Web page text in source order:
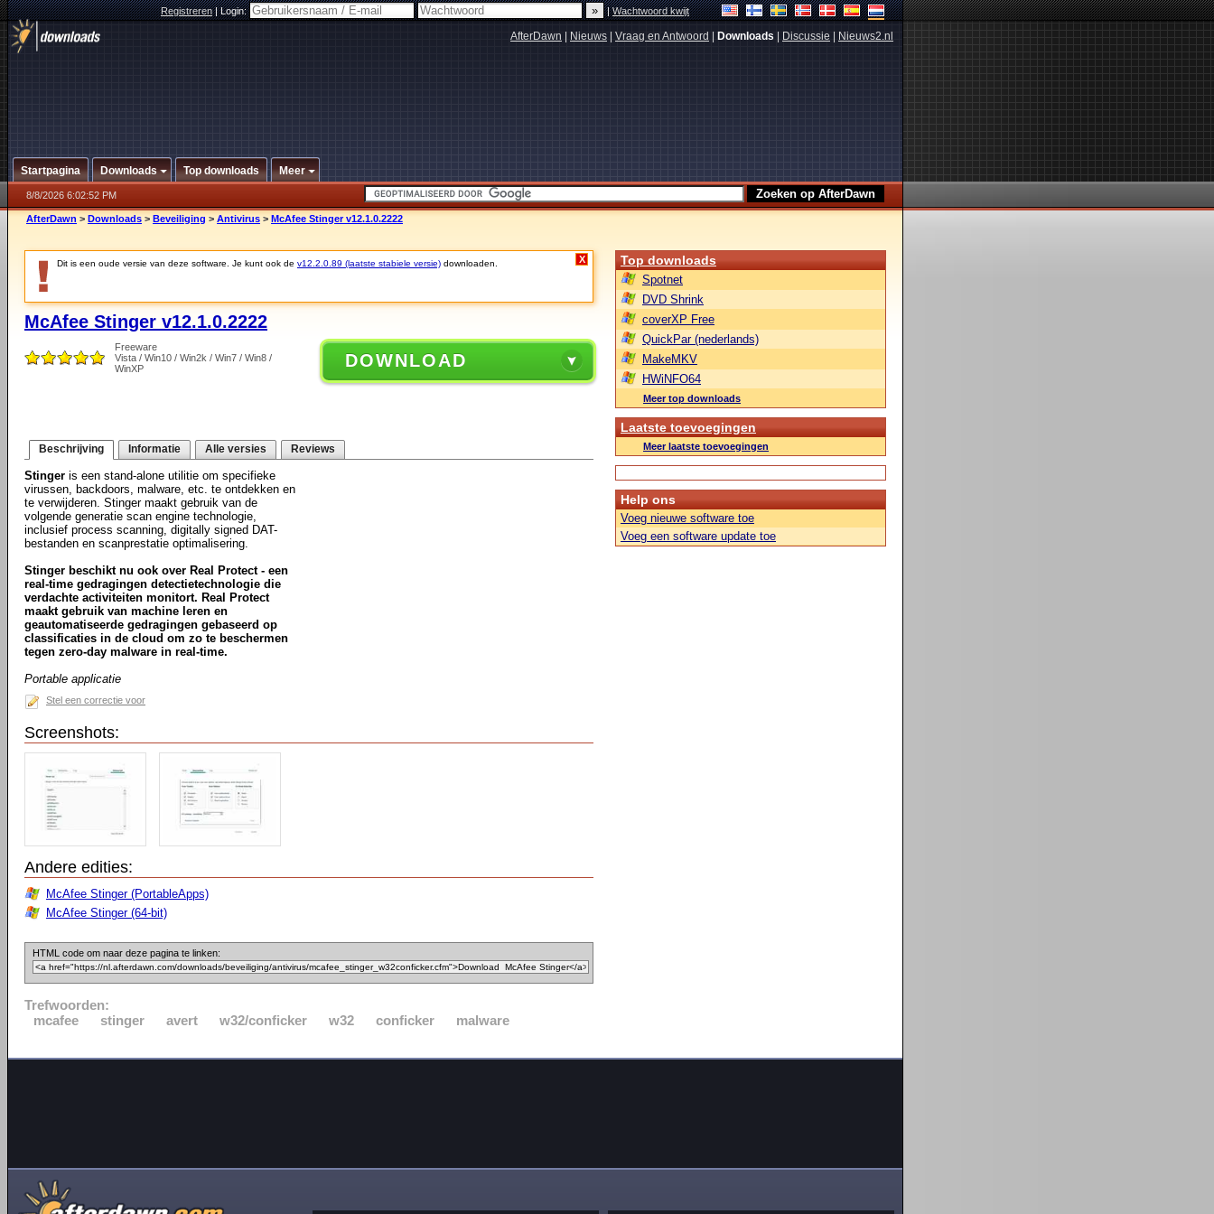
Registreren|Login: |Wachtwoord kwijt
AfterDawn Nieuws Vraag en Antwoord Downloads Discussie Nieuws2.nl
Startpagina Downloads Top downloads Meer
8/8/2026 6:02:52 PM
AfterDawn > Downloads > Beveiliging > Antivirus > McAfee Stinger v12.1.0.2222
Dit is een oude versie van deze software. Je kunt ook de v12.2.0.89 (laatste stabiele versie) downloaden. X
McAfee Stinger v12.1.0.2222
Freeware
Vista / Win10 / Win2k / Win7 / Win8 /
WinXP
DOWNLOAD
Beschrijving Informatie Alle versies Reviews
Stinger is een stand-alone utilitie om specifieke
virussen, backdoors, malware, etc. te ontdekken en
te verwijderen. Stinger maakt gebruik van de
volgende generatie scan engine technologie,
inclusief process scanning, digitally signed DAT-
bestanden en scanprestatie optimalisering.
Stinger beschikt nu ook over Real Protect - een
real-time gedragingen detectietechnologie die
verdachte activiteiten monitort. Real Protect
maakt gebruik van machine leren en
geautomatiseerde gedragingen gebaseerd op
classificaties in de cloud om zo te beschermen
tegen zero-day malware in real-time.
Portable applicatie
Stel een correctie voor
Screenshots:
Andere edities:
McAfee Stinger (PortableApps)
McAfee Stinger (64-bit)
HTML code om naar deze pagina te linken:
Trefwoorden:
mcafee
stinger avert w32/conficker w32 conficker malware
Top downloads
Spotnet
DVD Shrink
coverXP Free
QuickPar (nederlands)
MakeMKV
HWiNFO64
Meer top downloads
Laatste toevoegingen
Meer laatste toevoegingen
Help ons
Voeg nieuwe software toe
Voeg een software update toe